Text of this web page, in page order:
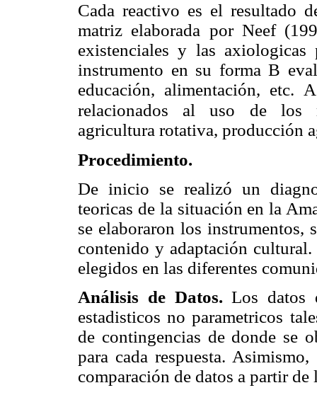
Cada reactivo es el resultado
matriz elaborada por Neef
existenciales y las axiologicas
instrumento en su forma B
educación, alimentación, etc.
relacionados al uso
de los
agricultura rotativa, producción
Procedimiento.
De inicio se realizó un
teoricas de la situación en la
se elaboraron los instrumentos,
contenido y adaptación
elegidos en las diferentes
Análisis de Datos.Los datos
estadisticos no parametricos
de contingencias de donde se
para cada respuesta.
comparación de datos a partir de